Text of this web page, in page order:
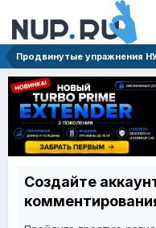
Продвинутые упражнения
Создайте